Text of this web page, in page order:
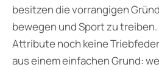
besitzen die vorrangigen
bewegen und Sport zu
Attribute noch keine
aus einem einfachen Grund: